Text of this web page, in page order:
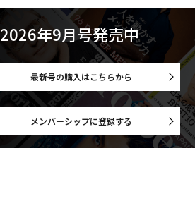
2026年9月号発売中
最新号の購入はこちらから
メンバーシップに登録する